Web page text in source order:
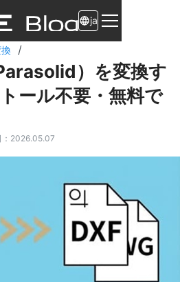
ja
/
）を変換す
ール不要・無料で
： 2026.05.07